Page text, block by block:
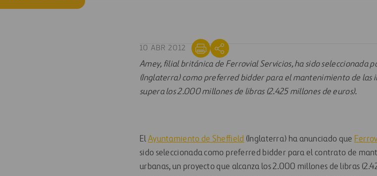
10 ABR 2012
Amey, filial británica de Ferrovial Servicios, ha sido seleccionada
(Inglaterra) como preferred bidder para el mantenimiento de
supera los 2.000 millones de libras (2.425 millones de euros).
ElAyuntamiento de Sheffield (Inglaterra) ha anunciado que
sido seleccionada como preferred bidder para el contrato de
urbanas, un proyecto que alcanza los 2.000 millones de libras